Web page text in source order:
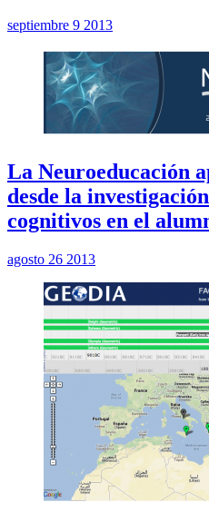
septiembre 9 2013
La Neuroeducación
desde la
cognitivos en el
agosto 26 2013